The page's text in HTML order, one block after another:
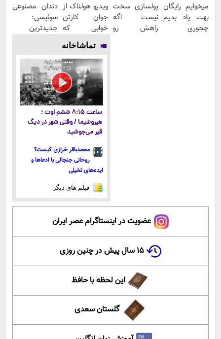
میخوایم رایگان
بهت یاد بدیم
چجوری
پولسازی سخت
نیست اگه
راهش رو
ویدیو هولناک از
جوان کارتن
خوابی که
میلیاردر شد.
آموزش رایگان
دندان مصنوعی
سوئیسی:
جدیدترین
پرداخت قسطی
تماشاخانه
ساعت ۸:۱۵ ششم اوت ؛
هیروشیما / وقتی شهر در دیگ
قیر می‌جوشید
محمدباقر خرازی کیست؟
روحانی جنجالی با ادعاها و
ایده‌های تخیلی
فیلم های دیگر
عضویت در اینستاگرام عصر ایران
۱۵ سال پیش در چنین روزی
این لحظه با حافظ
گلستان سعدی